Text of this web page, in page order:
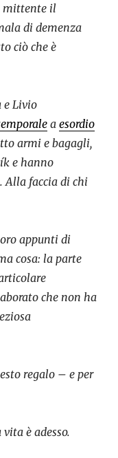
mittente il
di demenza
ciò che è
e Livio
a esordio
armi e bagagli,
e hanno
Alla faccia di chi
appunti di
cosa: la parte
che non ha
regalo – e per
è adesso.